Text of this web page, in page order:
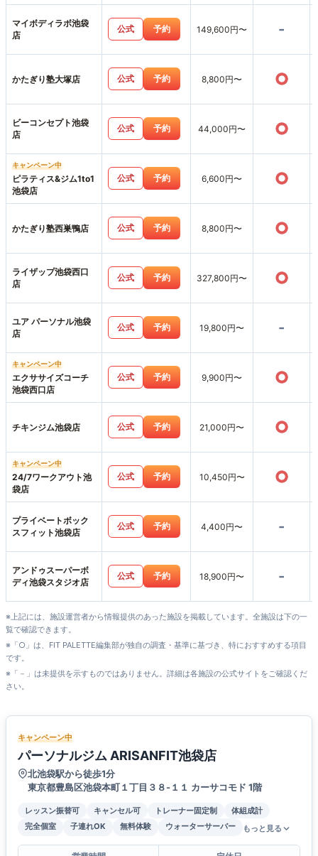
マイボディラボ池袋
店
公式 予約 149,600円〜 -
かたぎり塾大塚店 公式 予約 8,800円〜 ○
ビーコンセプト池袋
店
公式 予約 44,000円〜 ○
キャンペーン中
ピラティス&ジム1to1
池袋店
公式 予約 6,600円〜 ○
かたぎり塾西巣鴨店 公式 予約 8,800円〜 ○
ライザップ池袋西口
店
公式 予約 327,800円〜 ○
ユア パーソナル池袋
店
公式 予約 19,800円〜 -
キャンペーン中
エクササイズコーチ
池袋西口店
公式 予約 9,900円〜 ○
チキンジム池袋店 公式 予約 21,000円〜 ○
キャンペーン中
24/7ワークアウト池
袋店
公式 予約 10,450円〜 ○
プライベートボック
スフィット池袋店
公式 予約 4,400円〜 -
アンドゥスーパーボ
ディ池袋スタジオ店
公式 予約 18,900円〜 -
※上記には、施設運営者から情報提供のあった施設を掲載しています。全施設は下の一
覧で確認できます。
※「○」は、FIT PALETTE編集部が独自の調査・基準に基づき、特におすすめする項目
です。
※「－」は未提供を示すものではありません。詳細は各施設の公式サイトをご確認くだ
さい。
キャンペーン中
パーソナルジム ARISANFIT池袋店
北池袋駅から徒歩1分
東京都豊島区池袋本町１丁目３８-１１ カーサコモド 1階
レッスン振替可 キャンセル可 トレーナー固定制
体組成計
完全個室
子連れOK 無料体験 ウォーターサーバー もっと見る